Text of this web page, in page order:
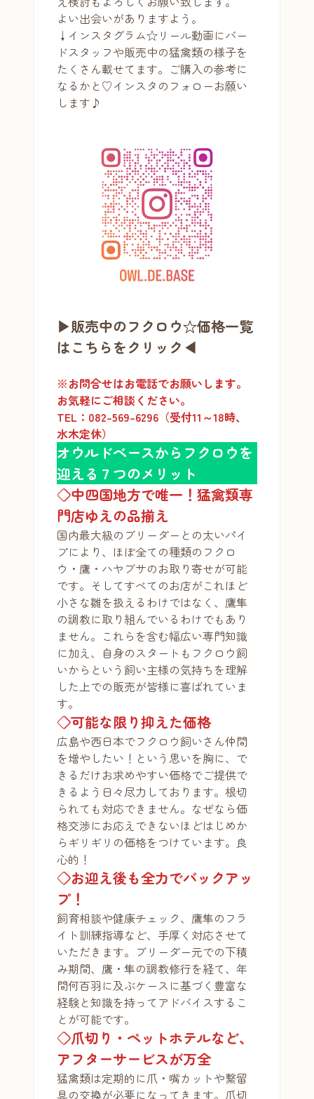
よい出会いがありますよう。
↓インスタグラム☆リール動画にバー
ドスタッフや販売中の猛禽類の様子を
たくさん載せてます。ご購入の参考に
なるかと♡インスタのフォローお願い
します♪
▶販売中のフクロウ☆価格一覧
はこちらをクリック◀
※お問合せはお電話でお願いします。
お気軽にご相談ください。
TEL：082-569-6296（受付11～18時、
水木定休）
オウルドベースからフクロウを
迎える７つのメリット
◇中四国地方で唯一！猛禽類専
門店ゆえの品揃え
国内最大級のブリーダーとの太いパイ
プにより、ほぼ全ての種類のフクロ
ウ・鷹・ハヤブサのお取り寄せが可能
です。そしてすべてのお店がこれほど
小さな雛を扱えるわけではなく、鷹隼
の調教に取り組んでいるわけでもあり
ません。これらを含む幅広い専門知識
に加え、自身のスタートもフクロウ飼
いからという飼い主様の気持ちを理解
した上での販売が皆様に喜ばれていま
す。
◇可能な限り抑えた価格
広島や西日本でフクロウ飼いさん仲間
を増やしたい！という思いを胸に、で
きるだけお求めやすい価格でご提供で
きるよう日々尽力しております。根切
られても対応できません。なぜなら価
格交渉にお応えできないほどはじめか
らギリギリの価格をつけています。良
心的！
◇お迎え後も全力でバックアッ
プ！
飼育相談や健康チェック、鷹隼のフラ
イト訓練指導など、手厚く対応させて
いただきます。ブリーダー元での下積
み期間、鷹・隼の調教修行を経て、年
間何百羽に及ぶケースに基づく豊富な
経験と知識を持ってアドバイスするこ
とが可能です。
◇爪切り・ペットホテルなど、
アフターサービスが万全
猛禽類は定期的に爪・嘴カットや繋留
具の交換が必要になってきます。爪切